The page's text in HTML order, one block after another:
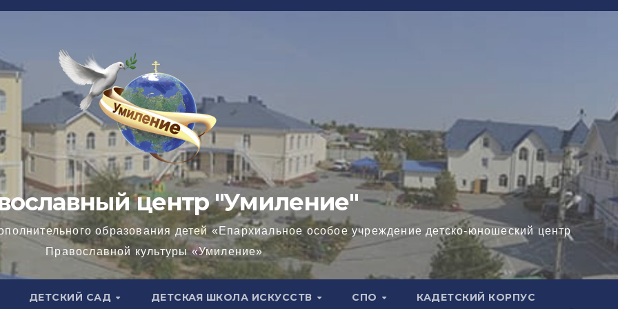
центр "Умиление"
образования детей «Епархиальное особое учреждение детско-юношеский центр
Православной культуры «Умиление»
ДЕТСКИЙ САД ДЕТСКАЯ ШКОЛА ИСКУССТВ СПО КАДЕТСКИЙ КОРПУС